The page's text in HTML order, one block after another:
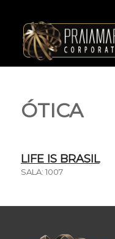
ÓTICA
LIFE IS BRASIL
SALA: 1007